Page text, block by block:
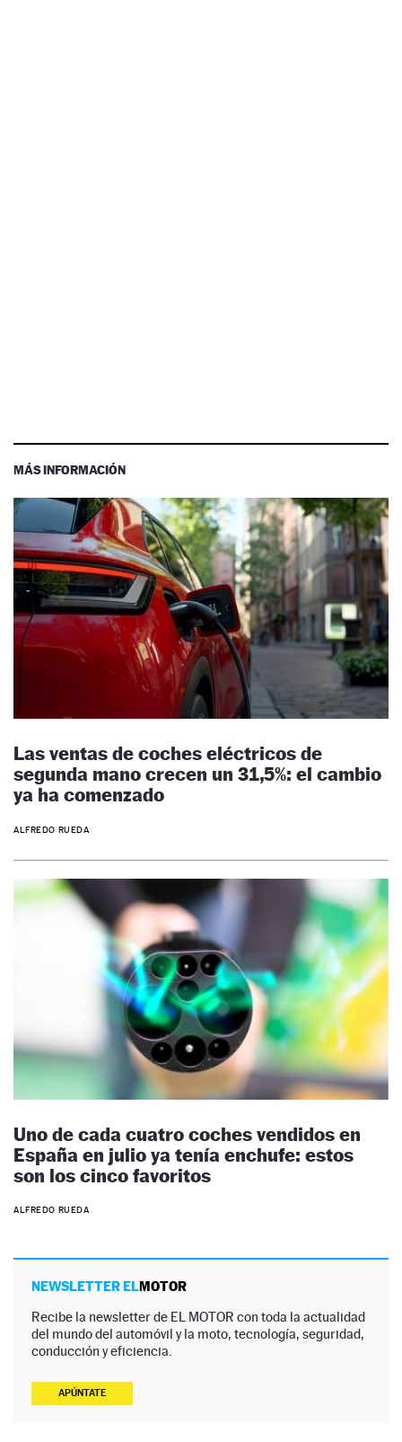
MÁS INFORMACIÓN
Las ventas de coches eléctricos de
segunda mano crecen un 31,5%: el cambio
ya ha comenzado
ALFREDO RUEDA
Uno de cada cuatro coches vendidos en
España en julio ya tenía enchufe: estos
son los cinco favoritos
ALFREDO RUEDA
NEWSLETTER ELMOTOR
Recibe la newsletter de EL MOTOR con toda la actualidad
del mundo del automóvil y la moto, tecnología, seguridad,
conducción y eficiencia.
APÚNTATE